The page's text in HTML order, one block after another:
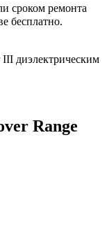
сроком ремонта
бесплатно.
диэлектрическим
Range